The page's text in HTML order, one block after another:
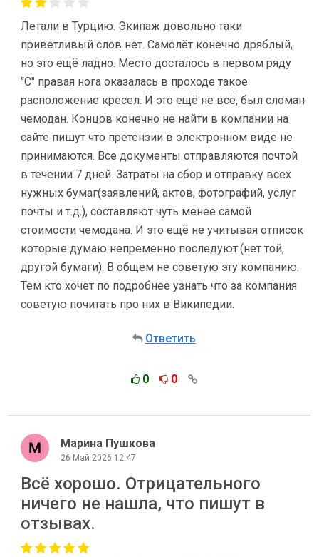
Летали в Турцию. Экипаж довольно таки
приветливый слов нет. Самолёт конечно дряблый,
но это ещё ладно. Место досталось в первом ряду
"С" правая нога оказалась в проходе такое
расположение кресел. И это ещё не всё, был сломан
чемодан. Концов конечно не найти в компании на
сайте пишут что претензии в электронном виде не
принимаются. Все документы отправляются почтой
в течении 7 дней. Затраты на сбор и отправку всех
нужных бумаг(заявлений, актов, фотографий, услуг
почты и т.д.), составляют чуть менее самой
стоимости чемодана. И это ещё не учитывая отписок
которые думаю непременно последуют.(нет той,
другой бумаги). В общем не советую эту компанию.
Тем кто хочет по подробнее узнать что за компания
советую почитать про них в Википедии.
Ответить
0 0
Марина Пушкова
26 Май 2026 12:47
Всё хорошо. Отрицательного
ничего не нашла, что пишут в
отзывах.